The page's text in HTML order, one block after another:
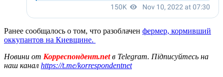
Ранее сообщалось о том, что разоблачен фермер, кормивший
оккупантов на Киевщине.
Новини от Корреспондент.netв Telegram. Підписуйтесь на
наш канал https://t.me/korrespondentnet